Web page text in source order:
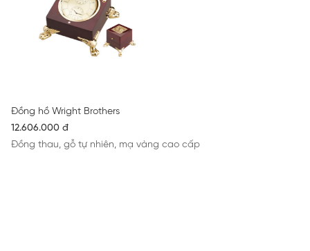
Đồng hồ Wright Brothers
12.606.000 đ
Đồng thau, gỗ tự nhiên, mạ vàng cao cấp